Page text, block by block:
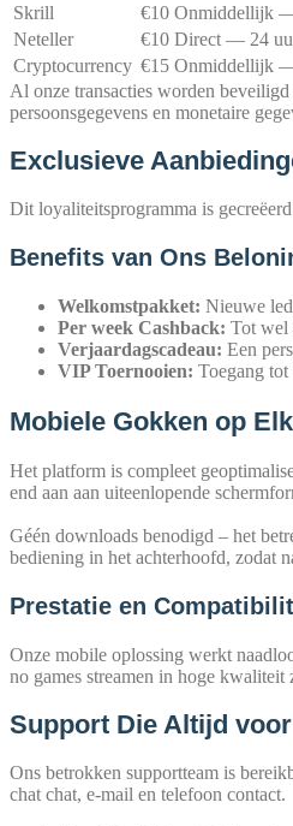
Skrill
€10 Onmid­del­li­jk
Net­el­ler
€10 Direct — 24
Cryp­to­cur­ren­cy €15 Onmid­del­li­jk
Al onze tran­sac­ties wor­den
per­so­ons­ge­ge­vens en mone­tai­re
Exclusieve
Dit loya­li­te­i­ts­pro­gram­ma is
Benefits van Ons
Wel­komst­pak­ket: Nieu­we
Per week Cash­back: Tot wel
Ver­ja­ar­d­ag­s­ca­deau: Een
VIP Toer­nooi­en: Toe­gang
Mobiele Gokken op
Het plat­form is com­pleet
end aan aan uiteen­lo­pen­de
Géén down­loads beno­digd – het
bediening in het ach­ter­hoofd, zodat
Prestatie en
Onze mobi­le oplos­sing werkt
no games strea­men in hoge
Support Die Altijd
Ons betrok­ken sup­port­team is
chat chat, e‑mail en tele­foon contact.